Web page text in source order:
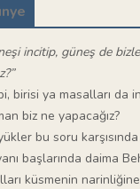
incitip, güneş de
birisi ya masalları da
biz ne yapacağız?
bu soru
başlarında daima
küsmenin